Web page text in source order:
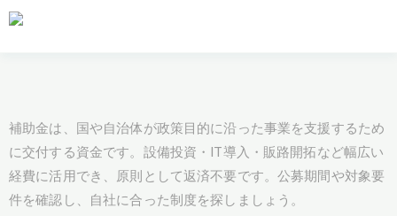
補助金は、国や自治体が政策目的に沿った事業を支援するため
に交付する資金です。設備投資・IT導入・販路開拓など幅広い
経費に活用でき、原則として返済不要です。公募期間や対象要
件を確認し、自社に合った制度を探しましょう。